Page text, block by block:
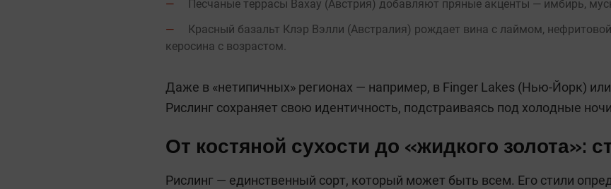
Красный базальт Клэр Вэлли (Австралия) рождает вина с лаймом,
керосина с возрастом.
Даже в «нетипичных» регионах — например, в Finger Lakes (Нью-Йорк)
Рислинг сохраняет свою идентичность, подстраиваясь под холодные
От костяной сухости до «жидкого золота»:
Рислинг — единственный сорт, который может быть всем. Его стили